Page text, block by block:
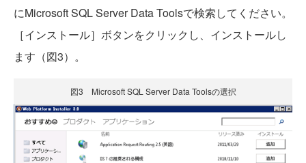
にMicrosoft SQL Server Data Toolsで検索してください。
［インストール］ボタンをクリックし、インストールし
ます（図3）。
図3 Microsoft SQL Server Data Toolsの選択